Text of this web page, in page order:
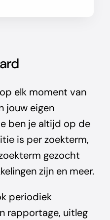
elk moment van
jouw eigen
ben je altijd op de
is per zoekterm,
gezocht
zijn en meer.
periodiek
rapportage, uitleg